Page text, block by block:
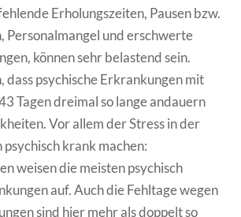
Erholungszeiten, Pausen bzw.
Personalmangel und erschwerte
können sehr belastend sein.
dass psychische Erkrankungen mit
Tagen dreimal so lange andauern
Vor allem der Stress in der
krank machen:
weisen die meisten psychisch
auf. Auch die Fehltage wegen
sind hier mehr als doppelt so